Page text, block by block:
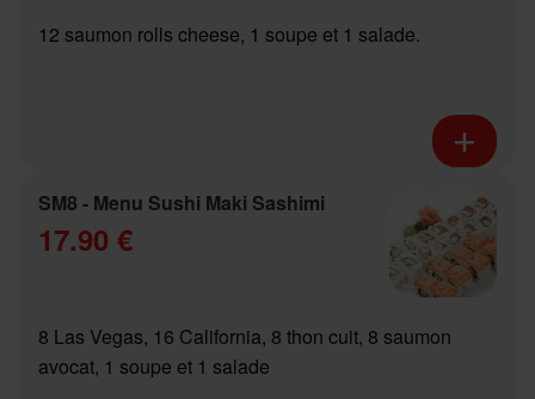
12 saumon rolls cheese, 1 soupe et 1 salade.
SM8 - Menu Sushi Maki Sashimi
17.90 €
8 Las Vegas, 16 California, 8 thon cuit, 8 saumon
avocat, 1 soupe et 1 salade